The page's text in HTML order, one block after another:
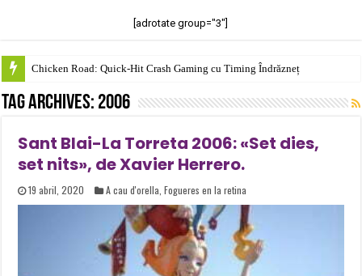
[adrotate group="3"]
Chicken Road: Quick‑Hit Crash Gaming cu Timing Îndrăzneț
Tag Archives: 2006
Sant Blai-La Torreta 2006: «Set dies,
set nits», de Xavier Herrero.
19 abril, 2020 A cau d'orella ,Fogueres en la retina